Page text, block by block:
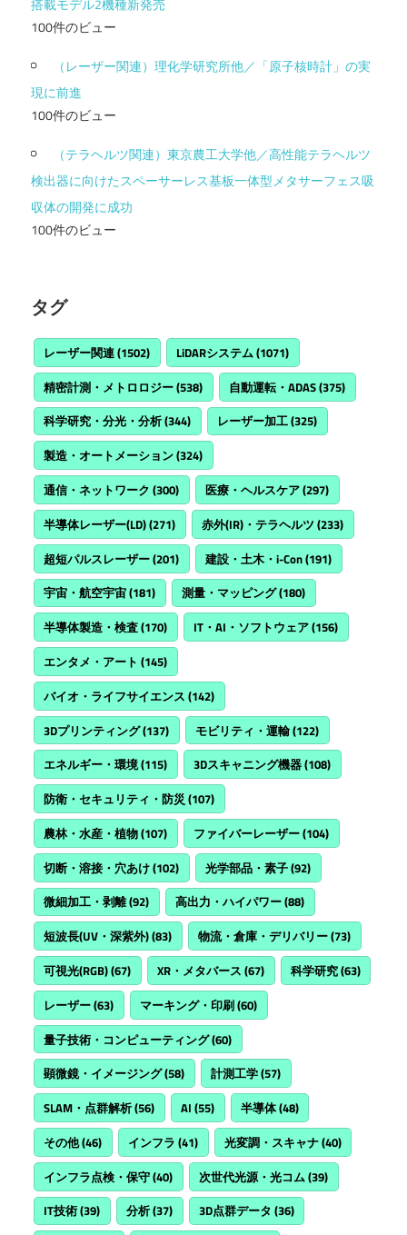
100件のビュー
（レーザー関連）理化学研究所他／「原子核時計」の実
現に前進
100件のビュー
（テラヘルツ関連）東京農工大学他／高性能テラヘルツ
検出器に向けたスペーサーレス基板一体型メタサーフェス吸
収体の開発に成功
100件のビュー
タグ
レーザー関連(1502) LiDARシステム(1071)
精密計測・メトロロジー(538) 自動運転・ADAS(375)
科学研究・分光・分析(344) レーザー加工(325)
製造・オートメーション(324)
通信・ネットワーク (300) 医療・ヘルスケア(297)
半導体レーザー(LD)(271) 赤外(IR)・テラヘルツ (233)
超短パルスレーザー(201) 建設・土木・i-Con(191)
宇宙・航空宇宙(181) 測量・マッピング(180)
半導体製造・検査(170) IT・AI・ソフトウェア(156)
エンタメ・アート (145)
バイオ・ライフサイエンス (142)
3Dプリンティング(137) モビリティ・運輸(122)
エネルギー・環境(115) 3Dスキャニング機器(108)
防衛・セキュリティ・防災(107)
農林・水産・植物(107) ファイバーレーザー(104)
切断・溶接・穴あけ(102) 光学部品・素子(92)
微細加工・剥離(92) 高出力・ハイパワー(88)
短波長(UV・深紫外)(83) 物流・倉庫・デリバリー(73)
可視光(RGB)(67) XR・メタバース (67) 科学研究(63)
レーザー(63) マーキング・印刷(60)
量子技術・コンピューティング(60)
顕微鏡・イメージング(58) 計測工学(57)
SLAM・点群解析(56) AI (55) 半導体(48)
その他(46) インフラ (41) 光変調・スキャナ(40)
インフラ点検・保守(40) 次世代光源・光コム(39)
IT技術(39) 分析(37) 3D点群データ (36)